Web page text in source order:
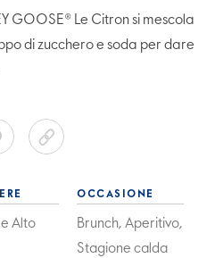
GOOSE® Le Citron si mescola
di zucchero e soda per dare
Alto
OCCASIONE
Brunch, Aperitivo,
Stagione calda